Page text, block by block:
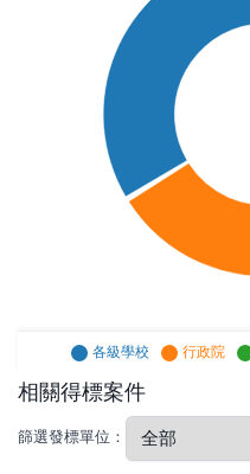
各級學校 行政院
相關得標案件
篩選發標單位：